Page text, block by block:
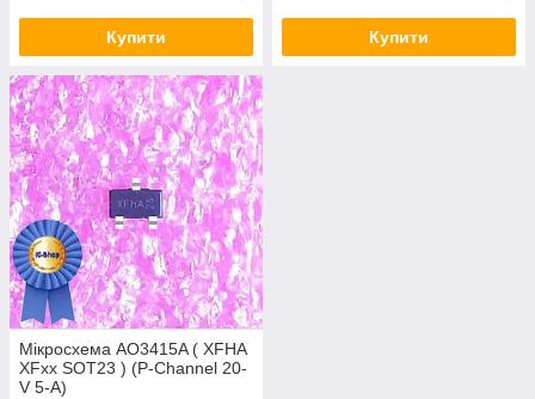
Купити Купити
Мікросхема AO3415A ( XFHA
XFxx SOT23 ) (P-Channel 20-
V 5-A)